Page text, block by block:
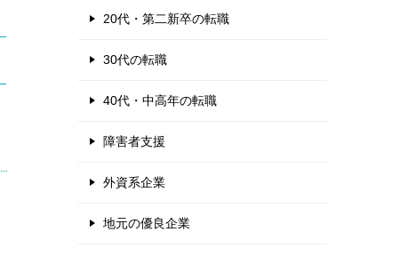
20代・第二新卒の転職
30代の転職
40代・中高年の転職
障害者支援
外資系企業
地元の優良企業